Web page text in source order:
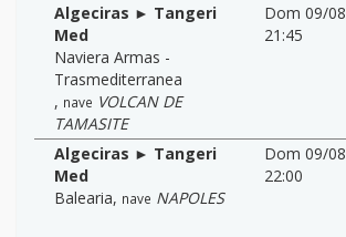
Algeciras ► Tangeri
Med
Naviera Armas -
Trasmediterranea
, nave VOLCAN DE
TAMASITE
Dom 09/08
21:45
Algeciras ► Tangeri
Med
Balearia, nave NAPOLES
Dom 09/08
22:00